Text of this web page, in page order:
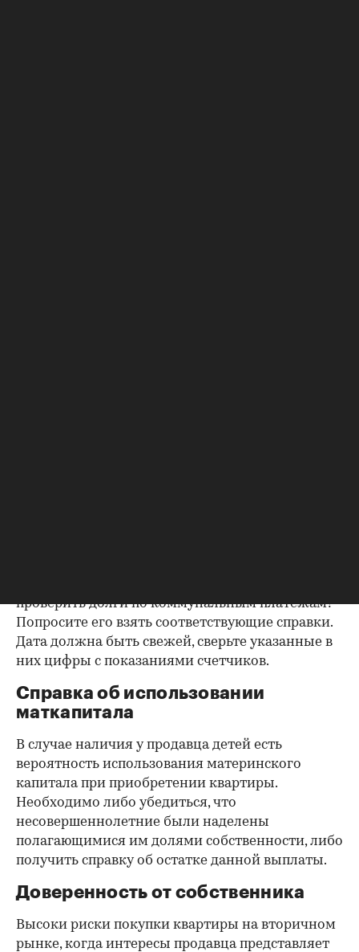
проверить долги по коммунальным платежам?
Попросите его взять соответствующие справки.
Дата должна быть свежей, сверьте указанные в
них цифры с показаниями счетчиков.
Справка об использовании
маткапитала
В случае наличия у продавца детей есть
вероятность использования материнского
капитала при приобретении квартиры.
Необходимо либо убедиться, что
несовершеннолетние были наделены
полагающимися им долями собственности, либо
получить справку об остатке данной выплаты.
Доверенность от собственника
Высоки риски покупки квартиры на вторичном
рынке, когда интересы продавца представляет